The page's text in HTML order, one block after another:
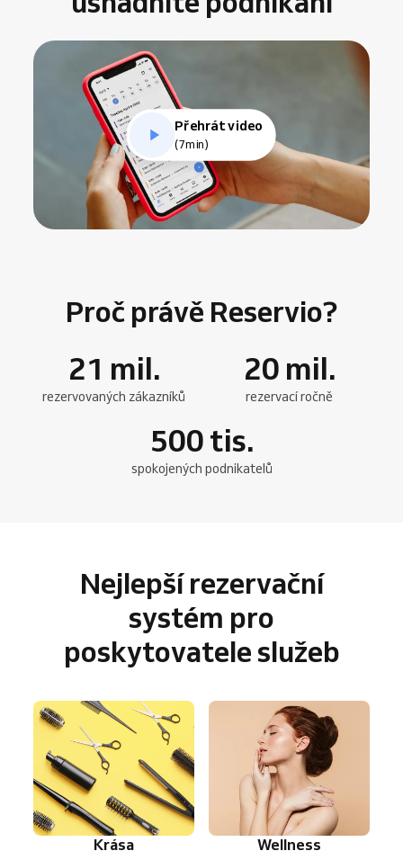
Přehrát video
(7min)
Proč právě Reservio?
21 mil.
rezervovaných zákazníků
20 mil.
rezervací ročně
500tis.
spokojených podnikatelů
Nejlepší rezervační
systém pro
poskytovatele služeb
Krása Wellness